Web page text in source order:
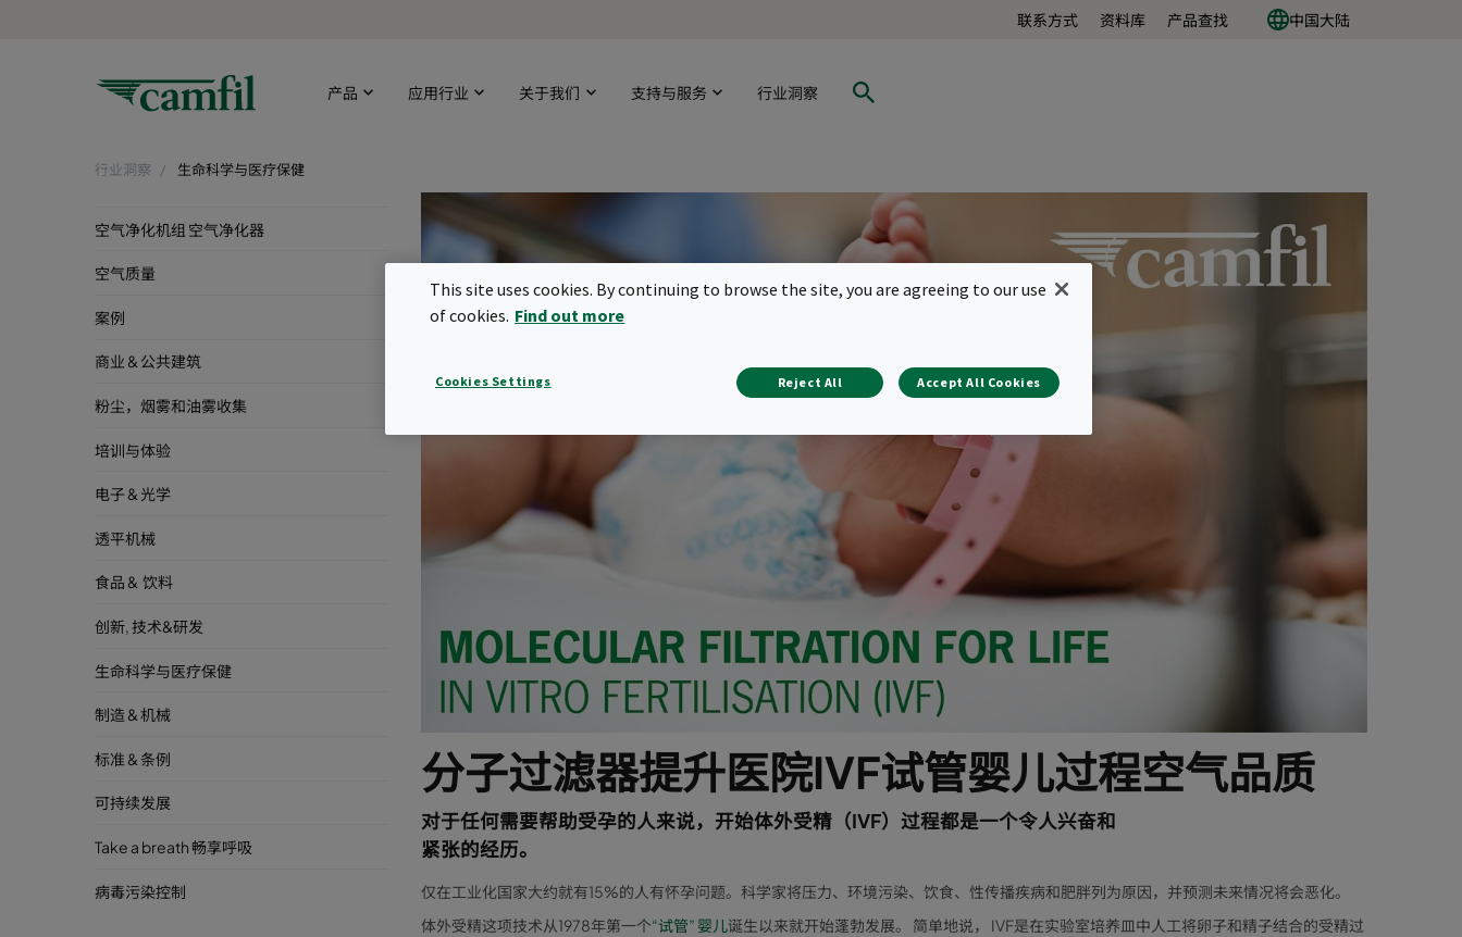
联系方式 资料库 产品查找 中国大陆
产品 应用行业 关于我们 支持与服务 行业洞察
行业洞察 生命科学与医疗保健
空气净化机组 空气净化器
空气质量
案例
商业 & 公共建筑
粉尘，烟雾和油雾收集
培训与体验
电子 & 光学
透平机械
食品 & 饮料
创新, 技术&研发
生命科学与医疗保健
制造 & 机械
标准 & 条例
可持续发展
Take a breath 畅享呼吸
病毒污染控制
分子过滤器提升医院IVF试管婴儿过程空气品质
对于任何需要帮助受孕的人来说，开始体外受精（IVF）过程都是一个令人兴奋和
紧张的经历。
仅在工业化国家大约就有15%的人有怀孕问题。科学家将压力、环境污染、饮食、性传播疾病和肥胖列为原因，并预测未来情况将会恶化。
体外受精这项技术从1978年第一个“试管” 婴儿诞生以来就开始蓬勃发展。 简单地说， IVF是在实验室培养皿中人工将卵子和精子结合的受精过
This site uses cookies. By continuing to browse the site, you are agreeing to our use
of cookies. Find out more
Cookies Settings Reject All Accept All Cookies